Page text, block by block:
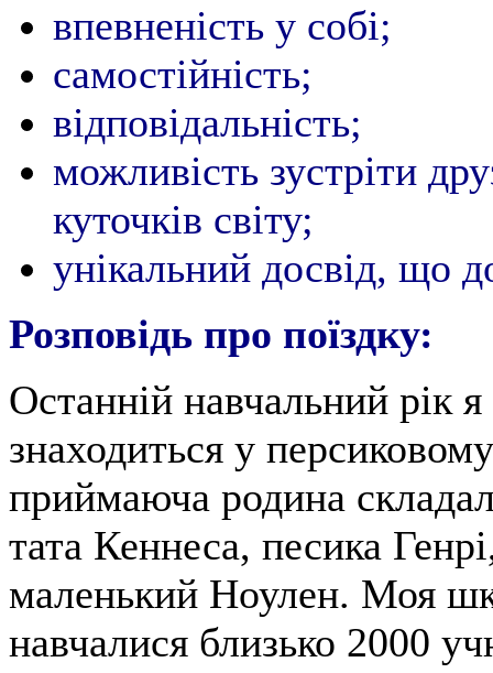
впевненість у собі;
cамостійність;
відповідальність;
можливість зустріти
куточків світу;
унікальний досвід, що
Розповідь про поїздку:
Останній навчальний рік
знаходиться у
приймаюча родина
тата Кеннеса, песика
маленький Ноулен. Моя
навчалися близько 2000